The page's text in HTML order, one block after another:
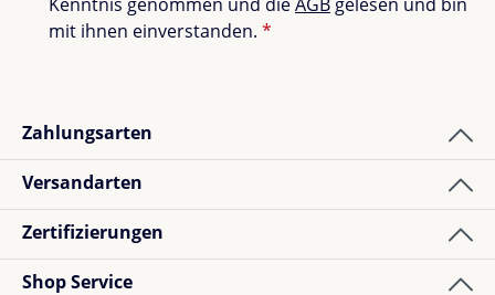
mit ihnen einverstanden. *
Zahlungsarten
Versandarten
Zertifizierungen
Shop Service